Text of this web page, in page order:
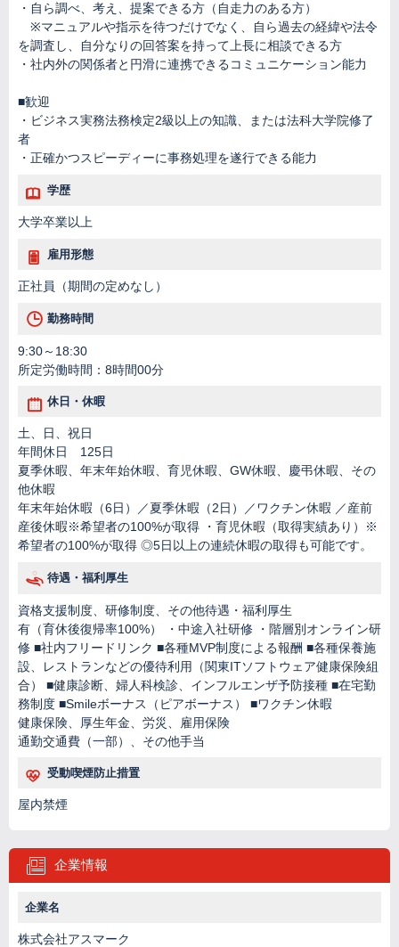
・自ら調べ、考え、提案できる方（自走力のある方）
※マニュアルや指示を待つだけでなく、自ら過去の経緯や法令
を調査し、自分なりの回答案を持って上長に相談できる方
・社内外の関係者と円滑に連携できるコミュニケーション能力
■歓迎
・ビジネス実務法務検定2級以上の知識、または法科大学院修了
者
・正確かつスピーディーに事務処理を遂行できる能力
学歴
大学卒業以上
雇用形態
正社員（期間の定めなし）
勤務時間
9:30～18:30
所定労働時間：8時間00分
休日・休暇
土、日、祝日
年間休日 125日
夏季休暇、年末年始休暇、育児休暇、GW休暇、慶弔休暇、その
他休暇
年末年始休暇（6日）／夏季休暇（2日）／ワクチン休暇 ／産前
産後休暇※希望者の100%が取得 ・育児休暇（取得実績あり）※
希望者の100%が取得 ◎5日以上の連続休暇の取得も可能です。
待遇・福利厚生
資格支援制度、研修制度、その他待遇・福利厚生
有（育休後復帰率100%） ・中途入社研修 ・階層別オンライン研
修 ■社内フリードリンク ■各種MVP制度による報酬 ■各種保養施
設、レストランなどの優待利用（関東ITソフトウェア健康保険組
合） ■健康診断、婦人科検診、インフルエンザ予防接種 ■在宅勤
務制度 ■Smileボーナス（ピアボーナス） ■ワクチン休暇
健康保険、厚生年金、労災、雇用保険
通勤交通費（一部）、その他手当
受動喫煙防止措置
屋内禁煙
企業情報
企業名
株式会社アスマーク